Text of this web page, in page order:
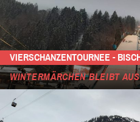
VIERSCHANZENTOURNEE -
WINTERMÄRCHEN BLEIBT AUS